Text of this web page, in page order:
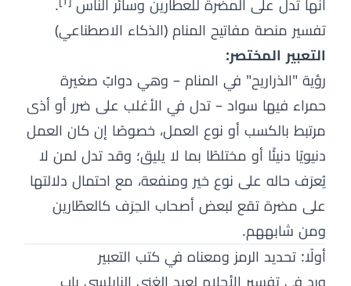
تفسير منصة مفاتيح المنام (الذكاء الاصطناعي)
التعبير المختصر:
رؤية "الذراريح" في المنام – وهي دوابّ صغيرة
حمراء فيها سواد – تدل في الأغلب على ضرر أو أذى
مرتبط بالكسب أو نوع العمل، خصوصًا إن كان العمل
دنيويًا دنيئًا أو مختلطًا بما لا يليق؛ وقد تدل لمن لا
يُعرَف حاله على نوع خير ومنفعة، مع احتمال دلالتها
على مضرة تقع لبعض أصحاب الحِرَف كالعطّارين
ومن شابههم.
أولًا: تحديد الرمز ومعناه في كتب التعبير